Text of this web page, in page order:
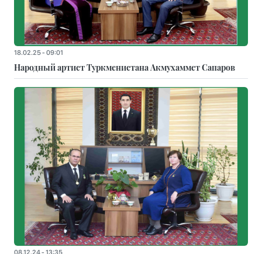
18.02.25 - 09:01
Народный артист Туркменистана Акмухаммет Сапаров
08.12.24 - 13:35